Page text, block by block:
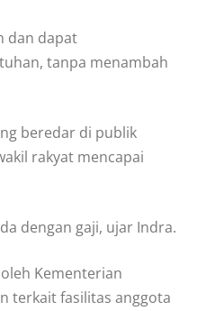
dan dapat
tanpa menambah
beredar di publik
rakyat mencapai
dengan gaji, ujar Indra.
Kementerian
terkait fasilitas anggota